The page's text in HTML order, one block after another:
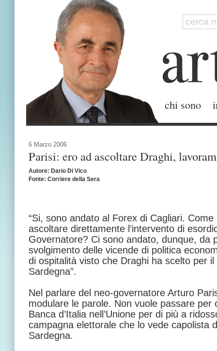
chi sono
6 Marzo 2006
Parisi: ero ad ascoltare Draghi,
Autore: Dario Di Vico
Fonte: Corriere della Sera
“Si, sono andato al Forex di Cagliari. Come
ascoltare direttamente l’intervento di
Governatore? Ci sono andato, dunque, da
svolgimento delle vicende di politica
di ospitalità visto che Draghi ha scelto per
Sardegna”.
Nel parlare del neo-governatore Arturo
modulare le parole. Non vuole passare per
Banca d’Italia nell’Unione per di più a
campagna elettorale che lo vede capolista
Sardegna.